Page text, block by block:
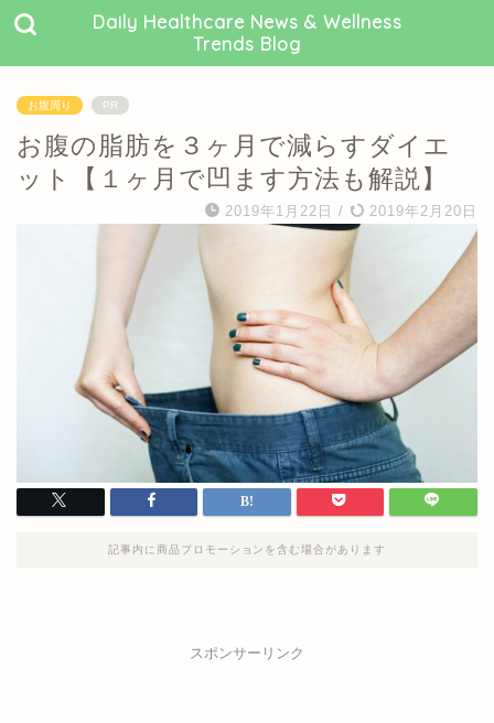
Daily Healthcare News & Wellness
Trends Blog
お腹周り PR
お腹の脂肪を３ヶ月で減らすダイエ
ット【１ヶ月で凹ます方法も解説】
2019年1月22日 / 2019年2月20日
記事内に商品プロモーションを含む場合があります
スポンサーリンク